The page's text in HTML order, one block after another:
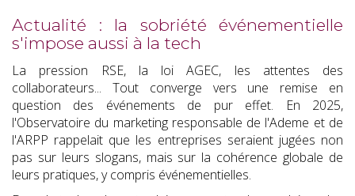
Actualité : la sobriété événementielle
s'impose aussi à la tech
La pression RSE, la loi AGEC, les attentes des
collaborateurs... Tout converge vers une remise en
question des événements de pur effet. En 2025,
l'Observatoire du marketing responsable de l'Ademe et de
l'ARPP rappelait que les entreprises seraient jugées non
pas sur leurs slogans, mais sur la cohérence globale de
leurs pratiques, y compris événementielles.